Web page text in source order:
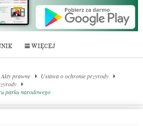
WIĘCEJ
Akty prawne
Ustawa o ochronie przyrody
parku narodowego